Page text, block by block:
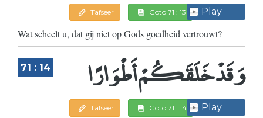
Tafseer Goto 71 : 13 Play
Wat scheelt u, dat gij niet op Gods goedheid vertrouwt?
71 : 14 وَقَدْ خَلَقَكُمْ أَطْوَارًا
Tafseer Goto 71 : 14 Play